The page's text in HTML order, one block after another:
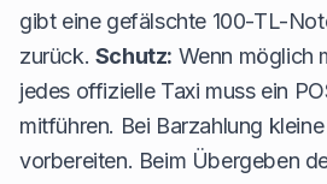
gibt eine gefälschte 100-TL-
zurück. Schutz: Wenn möglich
jedes offizielle Taxi muss ein
mitführen. Bei Barzahlung
vorbereiten. Beim Übergeben